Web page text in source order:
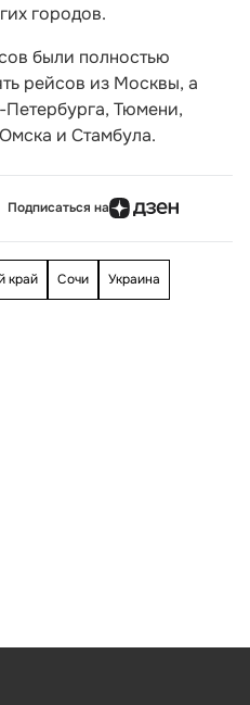
городов.
были полностью
рейсов из Москвы, а
Тюмени,
и Стамбула.
Подписаться на
край Сочи Украина